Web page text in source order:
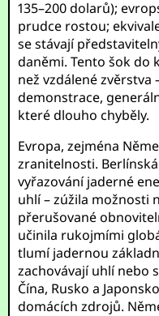
135–200 dolarů);
prudce rostou;
se stávají
daněmi. Tento šok do
než vzdálené zvěrstva
demonstrace,
které dlouho chyběly.
Evropa, zejména
zranitelnosti.
vyřazování jaderné
uhlí – zúžila možnosti
přerušované
učinila rukojmími
tlumí jadernou
zachovávají uhlí nebo
Čína, Rusko a
domácích zdrojů.